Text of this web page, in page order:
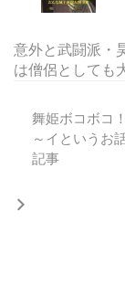
意外と武闘派・
は僧侶としても
舞姫ボコボコ
～イというお
記事